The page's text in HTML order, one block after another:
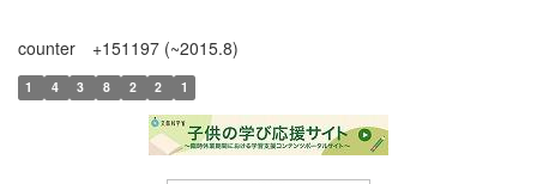
counter +151197 (~2015.8)
1 4 3 8 2 2 1